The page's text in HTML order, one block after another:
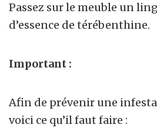
Passez sur le meuble un
d’essence de térébenthine.
Important :
Afin de prévenir une
voici ce qu’il faut faire :